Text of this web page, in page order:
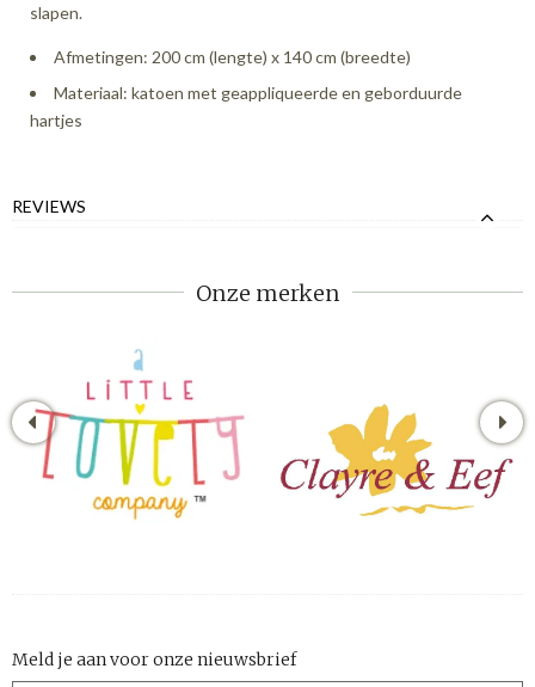
slapen.
Afmetingen: 200 cm (lengte) x 140 cm (breedte)
Materiaal: katoen met geappliqueerde en geborduurde
hartjes
REVIEWS
Onze merken
Meld je aan voor onze nieuwsbrief